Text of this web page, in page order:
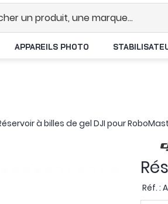
APPAREILS PHOTO
à billes de gel DJI pour
Réf. :